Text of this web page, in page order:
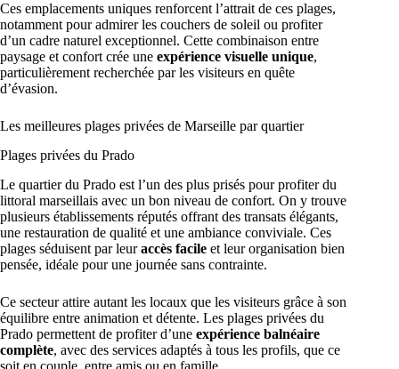
Ces emplacements uniques renforcent l’attrait de ces plages,
notamment pour admirer les couchers de soleil ou profiter
d’un cadre naturel exceptionnel. Cette combinaison entre
paysage et confort crée une expérience visuelle unique,
particulièrement recherchée par les visiteurs en quête
d’évasion.
Les meilleures plages privées de Marseille par quartier
Plages privées du Prado
Le quartier du Prado est l’un des plus prisés pour profiter du
littoral marseillais avec un bon niveau de confort. On y trouve
plusieurs établissements réputés offrant des transats élégants,
une restauration de qualité et une ambiance conviviale. Ces
plages séduisent par leuraccès facile et leur organisation bien
pensée, idéale pour une journée sans contrainte.
Ce secteur attire autant les locaux que les visiteurs grâce à son
équilibre entre animation et détente. Les plages privées du
Prado permettent de profiter d’une expérience balnéaire
complète, avec des services adaptés à tous les profils, que ce
soit en couple, entre amis ou en famille.